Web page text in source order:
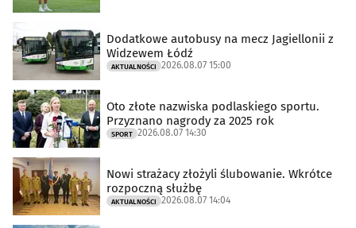
Dodatkowe autobusy na mecz Jagiellonii z
Widzewem Łódź
AKTUALNOŚCI 2026.08.07 15:00
Oto złote nazwiska podlaskiego sportu.
Przyznano nagrody za 2025 rok
SPORT 2026.08.07 14:30
Nowi strażacy złożyli ślubowanie. Wkrótce
rozpoczną służbę
AKTUALNOŚCI 2026.08.07 14:04